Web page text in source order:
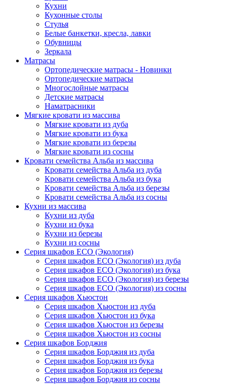
Кухни
Кухонные столы
Стулья
Белые банкетки, кресла, лавки
Обувницы
Зеркала
Матрасы
Ортопедические матрасы - Новинки
Ортопедические матрасы
Многослойные матрасы
Детские матрасы
Наматрасники
Мягкие кровати из массива
Мягкие кровати из дуба
Мягкие кровати из бука
Мягкие кровати из березы
Мягкие кровати из сосны
Кровати семейства Альба из массива
Кровати семейства Альба из дуба
Кровати семейства Альба из бука
Кровати семейства Альба из березы
Кровати семейства Альба из сосны
Кухни из массива
Кухни из дуба
Кухни из бука
Кухни из березы
Кухни из сосны
Серия шкафов ECO (Экология)
Серия шкафов ECO (Экология) из дуба
Серия шкафов ECO (Экология) из бука
Серия шкафов ECO (Экология) из березы
Серия шкафов ECO (Экология) из сосны
Серия шкафов Хьюстон
Серия шкафов Хьюстон из дуба
Серия шкафов Хьюстон из бука
Серия шкафов Хьюстон из березы
Серия шкафов Хьюстон из сосны
Серия шкафов Борджия
Серия шкафов Борджия из дуба
Серия шкафов Борджия из бука
Серия шкафов Борджия из березы
Серия шкафов Борджия из сосны